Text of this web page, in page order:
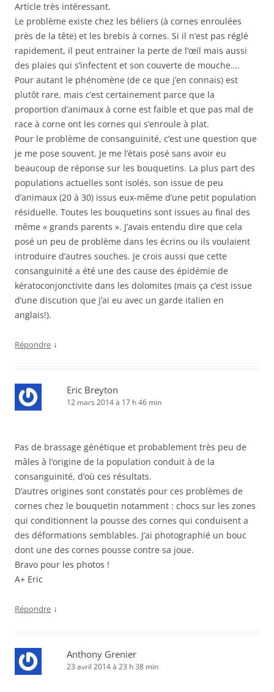
Article très intéressant.
Le problème existe chez les béliers (à cornes enroulées
près de la tête) et les brebis à cornes. Si il n’est pas réglé
rapidement, il peut entrainer la perte de l’œil mais aussi
des plaies qui s’infectent et son couverte de mouche….
Pour autant le phénomène (de ce que j’en connais) est
plutôt rare, mais c’est certainement parce que la
proportion d’animaux à corne est faible et que pas mal de
race à corne ont les cornes qui s’enroule à plat.
Pour le problème de consanguinité, c’est une question que
je me pose souvent. Je me l’étais posé sans avoir eu
beaucoup de réponse sur les bouquetins. La plus part des
populations actuelles sont isolés, son issue de peu
d’animaux (20 à 30) issus eux-même d’une petit population
résiduelle. Toutes les bouquetins sont issues au final des
même « grands parents ». J’avais entendu dire que cela
posé un peu de problème dans les écrins ou ils voulaient
introduire d’autres souches. Je crois aussi que cette
consanguinité a été une des cause des épidémie de
kératoconjonctivite dans les dolomites (mais ça c’est issue
d’une discution que j’ai eu avec un garde italien en
anglais!).
Répondre ↓
Eric Breyton
12 mars 2014 à 17 h 46 min
Pas de brassage génétique et probablement très peu de
mâles à l’origine de la population conduit à de la
consanguinité, d’où ces résultats.
D’autres origines sont constatés pour ces problèmes de
cornes chez le bouquetin notamment : chocs sur les zones
qui conditionnent la pousse des cornes qui conduisent a
des déformations semblables. J’ai photographié un bouc
dont une des cornes pousse contre sa joue.
Bravo pour les photos !
A+ Eric
Répondre ↓
Anthony Grenier
23 avril 2014 à 23 h 38 min